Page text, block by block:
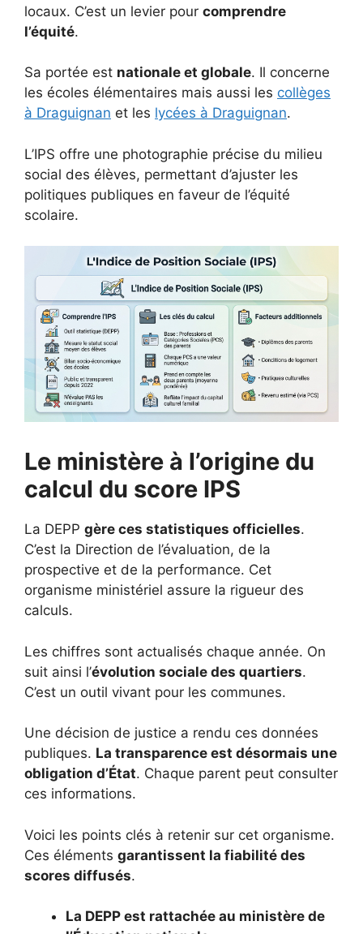
locaux. C’est un levier pour comprendre
l’équité.
Sa portée est nationale et globale. Il concerne
les écoles élémentaires mais aussi les collèges
à Draguignan et les lycées à Draguignan.
L’IPS offre une photographie précise du milieu
social des élèves, permettant d’ajuster les
politiques publiques en faveur de l’équité
scolaire.
Le ministère à l’origine du
calcul du score IPS
La DEPP gère ces statistiques officielles.
C’est la Direction de l’évaluation, de la
prospective et de la performance. Cet
organisme ministériel assure la rigueur des
calculs.
Les chiffres sont actualisés chaque année. On
suit ainsi l’évolution sociale des quartiers.
C’est un outil vivant pour les communes.
Une décision de justice a rendu ces données
publiques. La transparence est désormais une
obligation d’État. Chaque parent peut consulter
ces informations.
Voici les points clés à retenir sur cet organisme.
Ces éléments garantissent la fiabilité des
scores diffusés.
La DEPP est rattachée au ministère de